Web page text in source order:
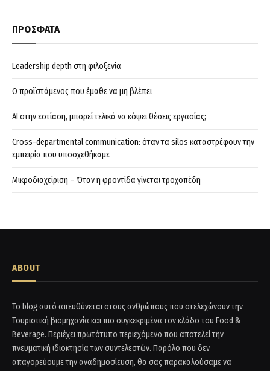
ΠΡΟΣΦΑΤΑ
Leadership depth στη φιλοξενία
Ο προϊστάμενος που έμαθε να μη βλέπει
AI στην εστίαση, μπορεί τελικά να κόψει θέσεις εργασίας;
Cross-departmental communication: όταν τα silos καταστρέφουν την
εμπειρία που υποσχεθήκαμε
Μικροδιαχείριση – Όταν η φροντίδα γίνεται τροχοπέδη
ABOUT
Το blog αυτό απευθύνεται στους ανθρώπους που στελεχώνουν την
Τουριστική βιομηχανία και πιο συγκεκριμένα τον κλάδο του Food &
Beverage. Περιέχει πρωτότυπο περιεχόμενο που αποτελεί την
πνευματική ιδιοκτησία των συντελεστών. Παρόλο που δεν
απαγορεύουμε την αναδημοσίευση, θα σας παρακαλούσαμε να